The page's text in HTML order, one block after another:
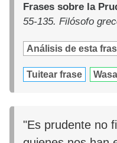
Frases sobre la
55-135. Filósofo
Análisis de esta
Tuitear frase
"Es prudente no